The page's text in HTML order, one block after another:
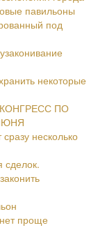
павильоны
под
некоторые
ПО
несколько
сделок.
проще